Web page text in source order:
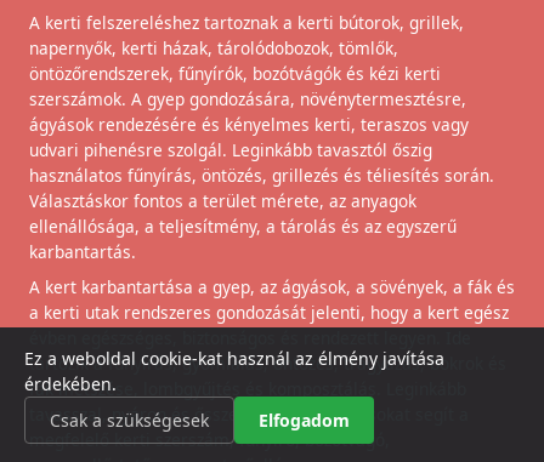
A kerti felszereléshez tartoznak a kerti bútorok, grillek,
napernyők, kerti házak, tárolódobozok, tömlők,
öntözőrendszerek, fűnyírók, bozótvágók és kézi kerti
szerszámok. A gyep gondozására, növénytermesztésre,
ágyások rendezésére és kényelmes kerti, teraszos vagy
udvari pihenésre szolgál. Leginkább tavasztól őszig
használatos fűnyírás, öntözés, grillezés és téliesítés során.
Választáskor fontos a terület mérete, az anyagok
ellenállósága, a teljesítmény, a tárolás és az egyszerű
karbantartás.
A kert karbantartása a gyep, az ágyások, a sövények, a fák és
a kerti utak rendszeres gondozását jelenti, hogy a kert egész
tartozik a fűnyírás, gyomlálás, öntözés, trágyázás, bokrok és
fák metszése, lombgyűjtés és komposztálás. Leginkább
tavasszal, nyáron és ősszel fontos, amikor sokat segít a
megfelelő kerti szerszám, fűnyíró, bozótvágó,
Ez a weboldal cookie-kat használ az élmény javítása
érdekében.
Csak a szükségesek
Elfogadom